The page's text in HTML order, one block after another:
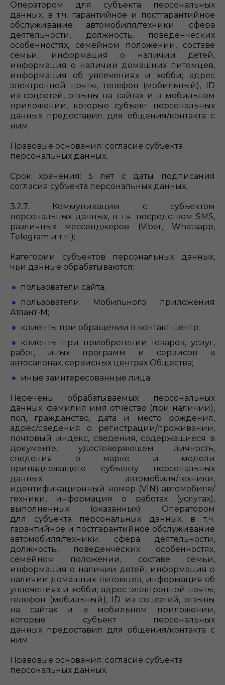
Оператором для субъекта персональных
данных, в т.ч. гарантийное и постгарантийное
обслуживание автомобиля/техники. сфера
деятельности, должность, поведенческих
особенностях, семейном положении, составе
семьи, информация о наличии детей,
информация о наличии домашних питомцев,
информация об увлечениях и хобби; адрес
электронной почты, телефон (мобильный), ID
из соцсетей, отзывы на сайтах и в мобильном
приложении, которые субъект персональных
данных предоставил для общения/контакта с
ним.
Правовые основания: согласие субъекта
персональных данных.
Срок хранения: 5 лет с даты подписания
согласия субъекта персональных данных.
3.2.7. Коммуникации с субъектом
персональных данных, в т.ч. посредством SMS,
различных мессенджеров (Viber, Whatsapp,
Telegram и т.п.);
Категории субъектов персональных данных,
чьи данные обрабатываются:
пользователи сайта;
пользователи Мобильного приложения
Атлант-М;
клиенты при обращении в контакт-центр;
клиенты при приобретении товаров, услуг,
работ, иных программ и сервисов в
автосалонах, сервисных центрах Общества;
иные заинтересованные лица.
Перечень обрабатываемых персональных
данных: фамилия имя отчество (при наличии),
пол, гражданство, дата и место рождения,
адрес/сведения о регистрации/проживании,
почтовый индекс, сведения, содержащиеся в
документе, удостоверяющем личность,
сведения о марке и модели
принадлежащего субъекту персональных
данных автомобиля/техники,
идентификационный номер (VIN) автомобиля/
техники, информация о работах (услугах),
выполненных (оказанных) Оператором
для субъекта персональных данных, в т.ч.
гарантийное и постгарантийное обслуживание
автомобиля/техники. сфера деятельности,
должность, поведенческих особенностях,
семейном положении, составе семьи,
информация о наличии детей, информация о
наличии домашних питомцев, информация об
увлечениях и хобби; адрес электронной почты,
телефон (мобильный), ID из соцсетей, отзывы
на сайтах и в мобильном приложении,
которые субъект персональных
данных предоставил для общения/контакта с
ним.
Правовые основания: согласие субъекта
персональных данных.